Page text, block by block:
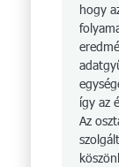
hogy
így az
Az